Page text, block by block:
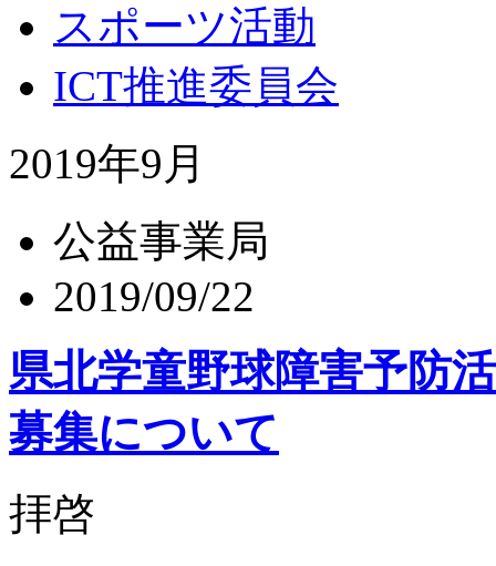
スポーツ活動
ICT推進委員会
2019年9月
公益事業局
2019/09/22
県北学童野球障害予防
募集について
拝啓